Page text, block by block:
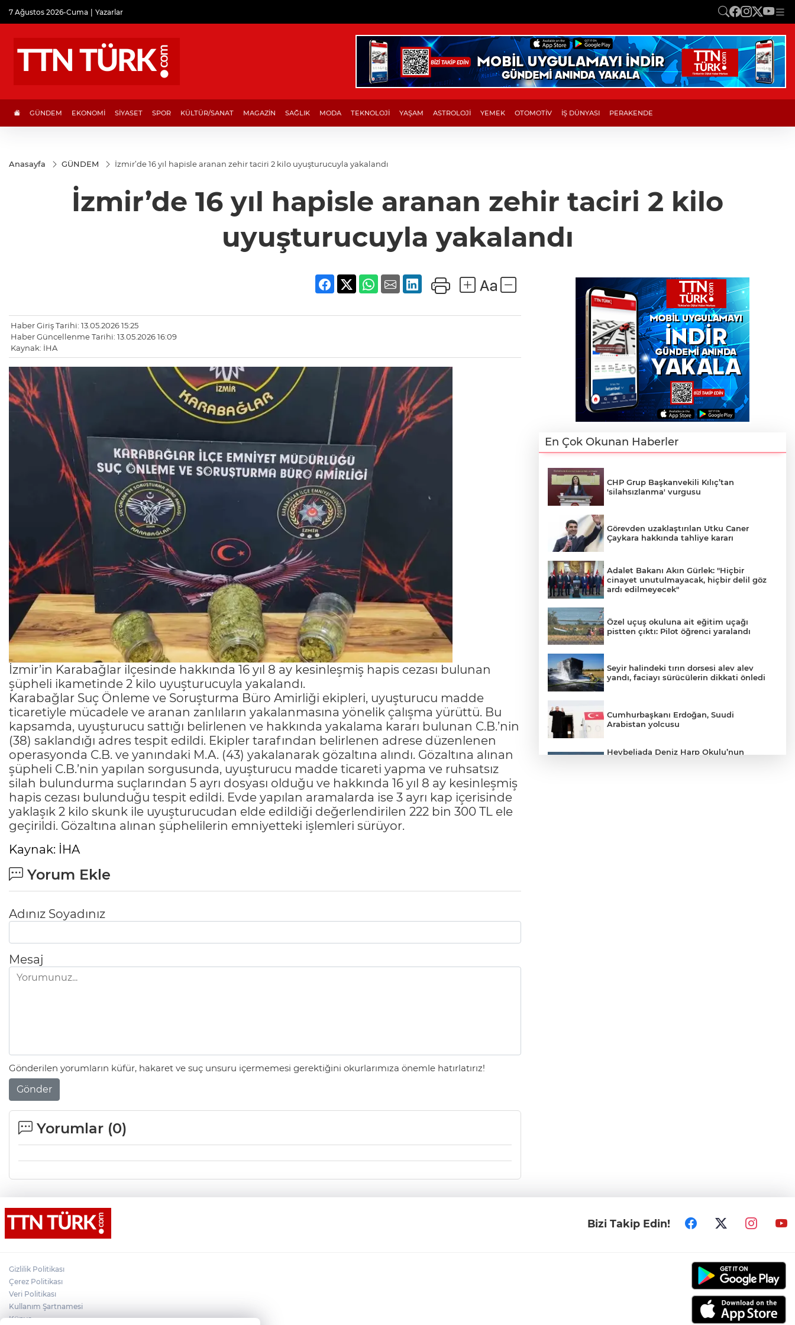
7 Ağustos 2026-Cuma Yazarlar
GÜNDEM EKONOMİ SİYASET SPOR KÜLTÜR/SANAT MAGAZİN SAĞLIK MODA TEKNOLOJİ YAŞAM ASTROLOJİ YEMEK OTOMOTİV İŞ DÜNYASI PERAKENDE
Anasayfa GÜNDEM İzmir’de 16 yıl hapisle aranan zehir taciri 2 kilo uyuşturucuyla yakalandı
İzmir’de 16 yıl hapisle aranan zehir taciri 2 kilo
uyuşturucuyla yakalandı
Haber Giriş Tarihi: 13.05.2026 15:25
Haber Güncellenme Tarihi: 13.05.2026 16:09
Kaynak: İHA
İzmir’in Karabağlar ilçesinde hakkında 16 yıl 8 ay kesinleşmiş hapis cezası bulunan
şüpheli ikametinde 2 kilo uyuşturucuyla yakalandı.
Karabağlar Suç Önleme ve Soruşturma Büro Amirliği ekipleri, uyuşturucu madde
ticaretiyle mücadele ve aranan zanlıların yakalanmasına yönelik çalışma yürüttü. Bu
kapsamda, uyuşturucu sattığı belirlenen ve hakkında yakalama kararı bulunan C.B.’nin
(38) saklandığı adres tespit edildi. Ekipler tarafından belirlenen adrese düzenlenen
operasyonda C.B. ve yanındaki M.A. (43) yakalanarak gözaltına alındı. Gözaltına alınan
şüpheli C.B.’nin yapılan sorgusunda, uyuşturucu madde ticareti yapma ve ruhsatsız
silah bulundurma suçlarından 5 ayrı dosyası olduğu ve hakkında 16 yıl 8 ay kesinleşmiş
hapis cezası bulunduğu tespit edildi. Evde yapılan aramalarda ise 3 ayrı kap içerisinde
yaklaşık 2 kilo skunk ile uyuşturucudan elde edildiği değerlendirilen 222 bin 300 TL ele
geçirildi. Gözaltına alınan şüphelilerin emniyetteki işlemleri sürüyor.
Kaynak: İHA
Yorum Ekle
Adınız Soyadınız
Mesaj
Gönderilen yorumların küfür, hakaret ve suç unsuru içermemesi gerektiğini okurlarımıza önemle hatırlatırız!
Gönder
Yorumlar (0)
En Çok Okunan Haberler
CHP Grup Başkanvekili Kılıç’tan
'silahsızlanma' vurgusu
Görevden uzaklaştırılan Utku Caner
Çaykara hakkında tahliye kararı
Adalet Bakanı Akın Gürlek: "Hiçbir
cinayet unutulmayacak, hiçbir delil göz
ardı edilmeyecek"
Özel uçuş okuluna ait eğitim uçağı
pistten çıktı: Pilot öğrenci yaralandı
Seyir halindeki tırın dorsesi alev alev
yandı, faciayı sürücülerin dikkati önledi
Cumhurbaşkanı Erdoğan, Suudi
Arabistan yolcusu
Heybeliada Deniz Harp Okulu’nun
Bizi Takip Edin!
Gizlilik Politikası
Çerez Politikası
Veri Politikası
Kullanım Şartnamesi
Künye